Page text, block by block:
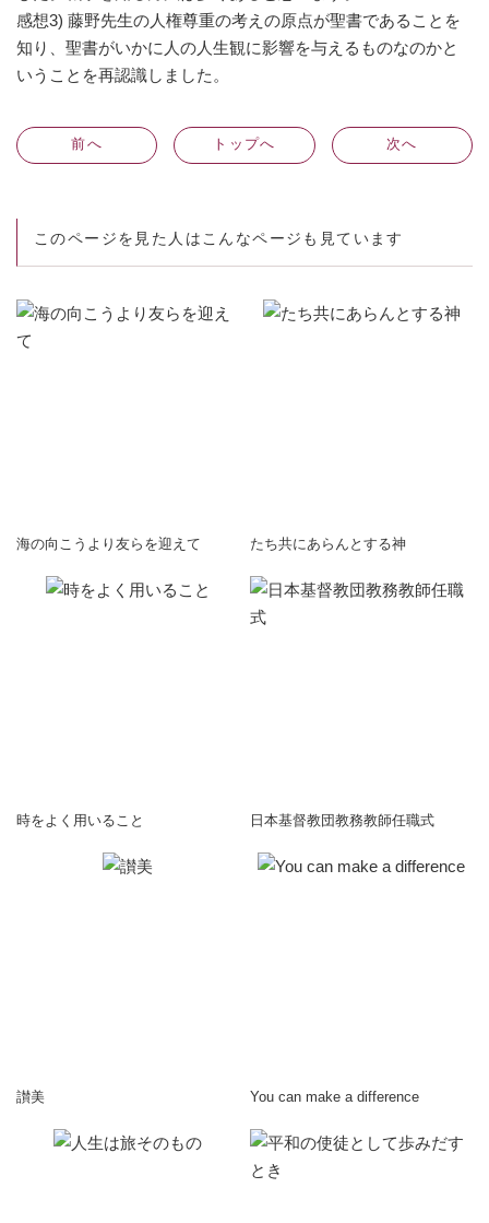
感想3) 藤野先生の人権尊重の考えの原点が聖書であることを
知り、聖書がいかに人の人生観に影響を与えるものなのかと
いうことを再認識しました。
前へ トップへ 次へ
このページを見た人はこんなページも見ています
海の向こうより友らを迎えて たち共にあらんとする神
時をよく用いること 日本基督教団教務教師任職式
讃美 You can make a difference